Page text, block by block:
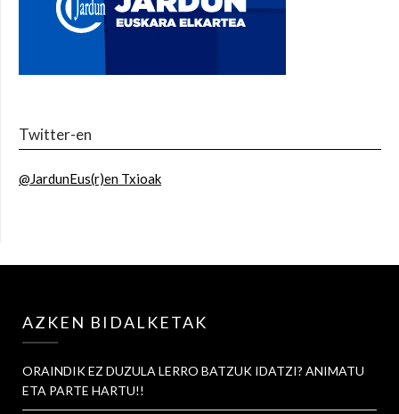
Twitter-en
@JardunEus(r)en Txioak
AZKEN BIDALKETAK
ORAINDIK EZ DUZULA LERRO BATZUK IDATZI? ANIMATU
ETA PARTE HARTU!!